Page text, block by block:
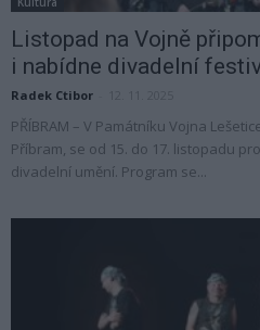
Listopad na Vojně
i nabídne divadelní
Radek Ctibor
PŘÍBRAM – V Památníku Vojna
Příbram, se od 15. do 17. listopadu
divadelní umění. Program se...